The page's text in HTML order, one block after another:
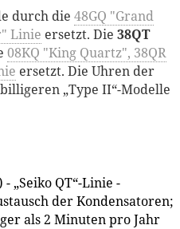
durch die 48GQ "Grand
Linie ersetzt. Die 38QT
08KQ "King Quartz", 38QR
ersetzt. Die Uhren der
„Type II“-Modelle
„Seiko QT“-Linie -
der Kondensatoren;
als 2 Minuten pro Jahr